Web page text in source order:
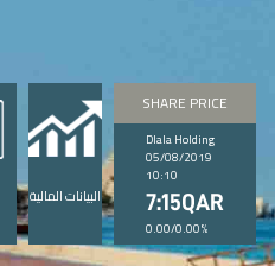
SHARE PRICE
Dlala Holding
05/08/2019
10:10
7:15QAR
0.00/0.00%
البيانات المالية